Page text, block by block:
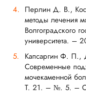
Перлин Д. В.,
методы лечения
Волгоградского
университета.
Капсаргин Ф. П.,
Современные
мочекаменной
Т. 21. – №. 5. –